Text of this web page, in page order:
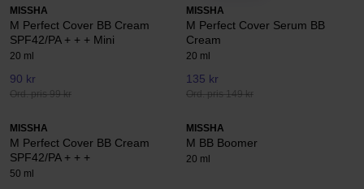
MISSHA
M Perfect Cover BB Cream
SPF42/PA + + + Mini
20 ml
90 kr
Ord. pris 99 kr
MISSHA
M Perfect Cover Serum BB
Cream
20 ml
135 kr
Ord. pris 149 kr
MISSHA
M Perfect Cover BB Cream
SPF42/PA + + +
50 ml
MISSHA
M BB Boomer
20 ml